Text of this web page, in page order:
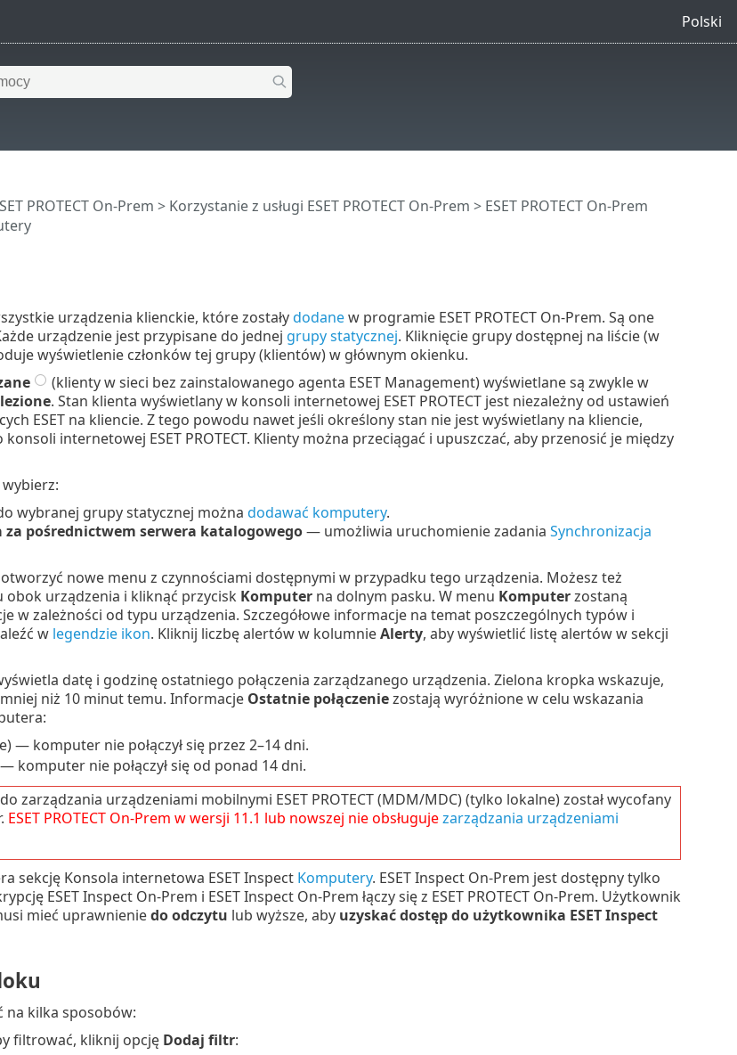
Polski
PROTECT On-Prem > Korzystanie z usługi ESET PROTECT On-Prem > ESET PROTECT On-Prem
urządzenia klienckie, które zostałydodanew programie ESET PROTECT On-Prem. Są one
urządzenie jest przypisane do jednej grupy statycznej. Kliknięcie grupy dostępnej na liście (w
wyświetlenie członków tej grupy (klientów) w głównym okienku.
(klienty w sieci bez zainstalowanego agenta ESET Management) wyświetlane są zwykle w
. Stan klienta wyświetlany w konsoli internetowej ESET PROTECT jest niezależny od ustawień
ESET na kliencie. Z tego powodu nawet jeśli określony stan nie jest wyświetlany na kliencie,
konsoli internetowej ESET PROTECT. Klienty można przeciągać i upuszczać, aby przenosić je między
wybierz:
wybranej grupy statycznej można dodawać komputery.
za pośrednictwem serwera katalogowego— umożliwia uruchomienie zadania Synchronizacja
nowe menu z czynnościami dostępnymi w przypadku tego urządzenia. Możesz też
obok urządzenia i kliknąć przycisk Komputerna dolnym pasku. W menu Komputerzostaną
w zależności od typu urządzenia. Szczegółowe informacje na temat poszczególnych typów i
w legendzie ikon. Kliknij liczbę alertów w kolumnieAlerty, aby wyświetlić listę alertów w sekcji
datę i godzinę ostatniego połączenia zarządzanego urządzenia. Zielona kropka wskazuje,
mniej niż 10 minut temu. Informacje Ostatnie połączeniezostają wyróżnione w celu wskazania
— komputer nie połączył się przez 2–14 dni.
komputer nie połączył się od ponad 14 dni.
zarządzania urządzeniami mobilnymi ESET PROTECT (MDM/MDC) (tylko lokalne) został wycofany
ESET PROTECT On-Prem w wersji 11.1 lub nowszej nie obsługuje zarządzania urządzeniami
sekcję Konsola internetowa ESET Inspect Komputery. ESET Inspect On-Prem jest dostępny tylko
ESET Inspect On-Prem i ESET Inspect On-Prem łączy się z ESET PROTECT On-Prem. Użytkownik
mieć uprawnieniedo odczytu lub wyższe, aby uzyskać dostęp do użytkownika ESET Inspect
kilka sposobów:
filtrować, kliknij opcję Dodaj filtr: